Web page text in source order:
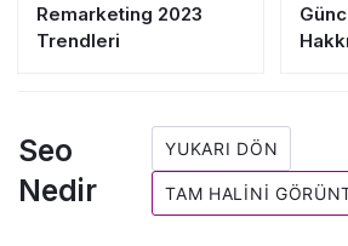
Remarketing 2023
Trendleri
Seo
Nedir
YUKARI DÖN
TAM HALINI